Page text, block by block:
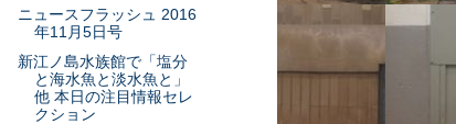
ニュースフラッシュ 2016
年11月5日号
新江ノ島水族館で「塩分
と海水魚と淡水魚と」
他 本日の注目情報セレ
クション